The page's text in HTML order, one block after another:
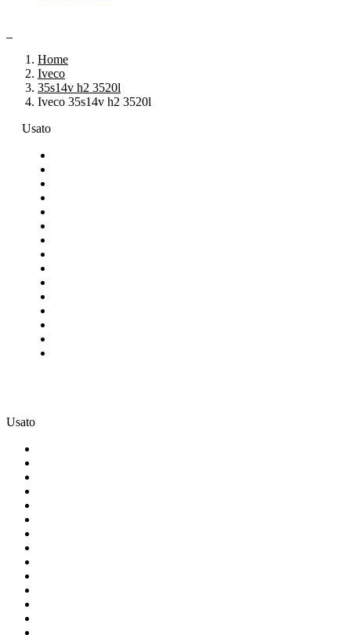
Home
Iveco
35s14v h2 3520l
Iveco 35s14v h2 3520l
Usato
Usato